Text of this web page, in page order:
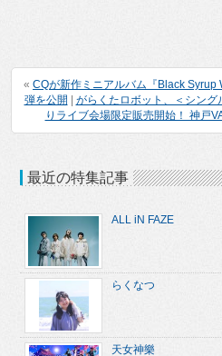
« CQが新作ミニアルバム『Black
弾を公開 | がらくたロボット、＜シン
りライブ会場限定販売開始！ 神戸
最近の特集記事
ALL iN FAZE
らくなつ
天女神樂